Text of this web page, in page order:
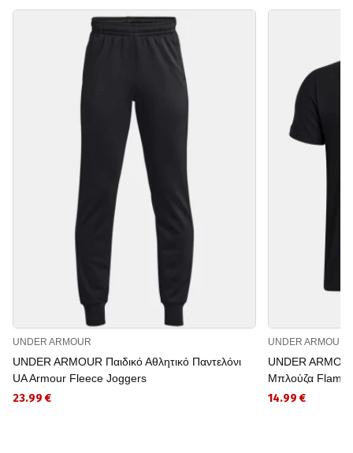
UNDER ARMOUR
UNDER ARMOUR Παιδικό Αθλητικό Παντελόνι
UA Armour Fleece Joggers
23.99 €
UNDER ARMOUR
UNDER
Μπλούζα Flame
14.99 €